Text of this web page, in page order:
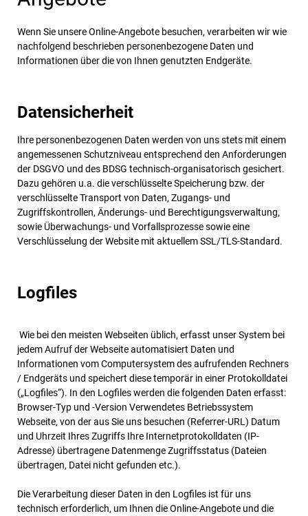
Wenn Sie unsere Online-Angebote besuchen, verarbeiten wir wie
nachfolgend beschrieben personenbezogene Daten und
Informationen über die von Ihnen genutzten Endgeräte.
Datensicherheit
Ihre personenbezogenen Daten werden von uns stets mit einem
angemessenen Schutzniveau entsprechend den Anforderungen
der DSGVO und des BDSG technisch-organisatorisch gesichert.
Dazu gehören u.a. die verschlüsselte Speicherung bzw. der
verschlüsselte Transport von Daten, Zugangs- und
Zugriffskontrollen, Änderungs- und Berechtigungsverwaltung,
sowie Überwachungs- und Vorfallsprozesse sowie eine
Verschlüsselung der Website mit aktuellem SSL/TLS-Standard.
Logfiles
Wie bei den meisten Webseiten üblich, erfasst unser System bei
jedem Aufruf der Webseite automatisiert Daten und
Informationen vom Computersystem des aufrufenden Rechners
/ Endgeräts und speichert diese temporär in einer Protokolldatei
(„Logfiles“). In den Logfiles werden die folgenden Daten erfasst:
Browser-Typ und -Version Verwendetes Betriebssystem
Webseite, von der aus Sie uns besuchen (Referrer-URL) Datum
und Uhrzeit Ihres Zugriffs Ihre Internetprotokolldaten (IP-
Adresse) übertragene Datenmenge Zugriffsstatus (Dateien
übertragen, Datei nicht gefunden etc.).
Die Verarbeitung dieser Daten in den Logfiles ist für uns
technisch erforderlich, um Ihnen die Online-Angebote und die